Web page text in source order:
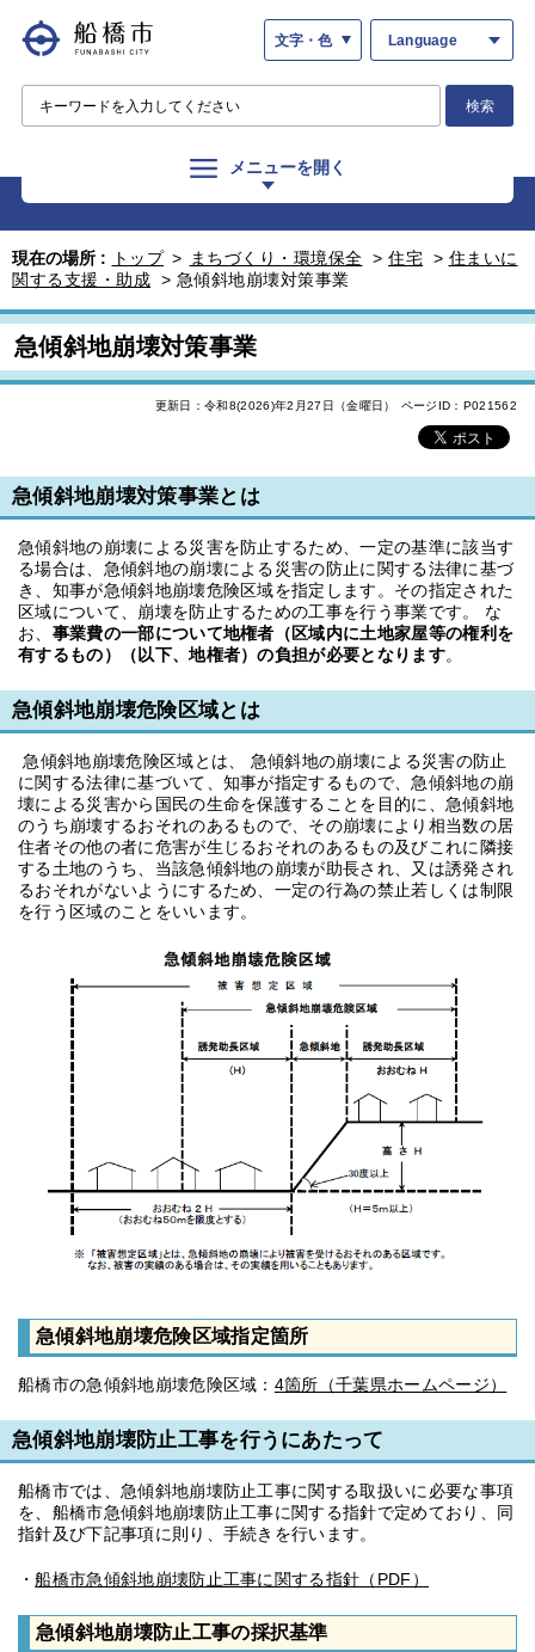
文字・色 Language
検索
メニューを開く
現在の場所 : トップ > まちづくり・環境保全 > 住宅 > 住まいに
関する支援・助成 > 急傾斜地崩壊対策事業
急傾斜地崩壊対策事業
更新日：令和8(2026)年2月27日（金曜日） ページID：P021562
急傾斜地崩壊対策事業とは
急傾斜地の崩壊による災害を防止するため、一定の基準に該当す
る場合は、急傾斜地の崩壊による災害の防止に関する法律に基づ
き、知事が急傾斜地崩壊危険区域を指定します。その指定された
区域について、崩壊を防止するための工事を行う事業です。 な
お、 事業費の一部について地権者（区域内に土地家屋等の権利を
有するもの）（以下、地権者）の負担が必要となります。
急傾斜地崩壊危険区域とは
急傾斜地崩壊危険区域とは、 急傾斜地の崩壊による災害の防止
に関する法律に基づいて、知事が指定するもので、急傾斜地の崩
壊による災害から国民の生命を保護することを目的に、急傾斜地
のうち崩壊するおそれのあるもので、その崩壊により相当数の居
住者その他の者に危害が生じるおそれのあるもの及びこれに隣接
する土地のうち、当該急傾斜地の崩壊が助長され、又は誘発され
るおそれがないようにするため、一定の行為の禁止若しくは制限
を行う区域のことをいいます。
急傾斜地崩壊危険区域指定箇所
船橋市の急傾斜地崩壊危険区域： 4箇所（千葉県ホームページ）
急傾斜地崩壊防止工事を行うにあたって
船橋市では、急傾斜地崩壊防止工事に関する取扱いに必要な事項
を、船橋市急傾斜地崩壊防止工事に関する指針で定めており、同
指針及び下記事項に則り、手続きを行います。
・船橋市急傾斜地崩壊防止工事に関する指針（PDF）
急傾斜地崩壊防止工事の採択基準